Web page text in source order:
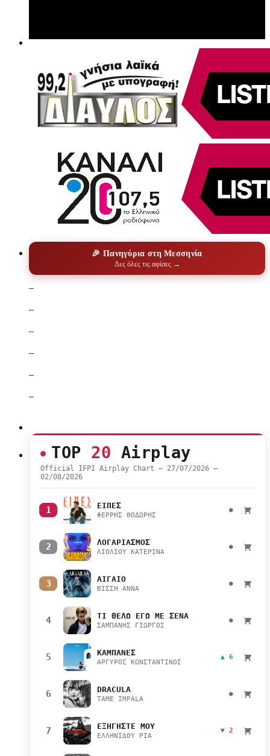
🎉 Πανηγύρια στη Μεσσηνία
Δες όλες τις αφίσες →
–
–
–
–
–
–
TOP 20 Airplay
Official IFPI Airplay Chart — 27/07/2026 –
02/08/2026
1 ΕΙΠΕΣ
ΦΕΡΡΗΣ ΘΟΔΩΡΗΣ
●
2 ΛΟΓΑΡΙΑΣΜΟΣ
ΛΙΟΛΙΟΥ ΚΑΤΕΡΙΝΑ
●
3 ΑΙΓΑΙΟ
ΒΙΣΣΗ ΑΝΝΑ
●
4 ΤΙ ΘΕΛΩ ΕΓΩ ΜΕ ΣΕΝΑ
ΣΑΜΠΑΝΗΣ ΓΙΩΡΓΟΣ
●
5 ΚΑΜΠΑΝΕΣ
ΑΡΓΥΡΟΣ ΚΩΝΣΤΑΝΤΙΝΟΣ
▲ 6
6 DRACULA
TAME IMPALA
●
7 ΕΞΗΓΗΣΤΕ ΜΟΥ
ΕΛΛΗΝΙΔΟΥ ΡΙΑ
▼ 2